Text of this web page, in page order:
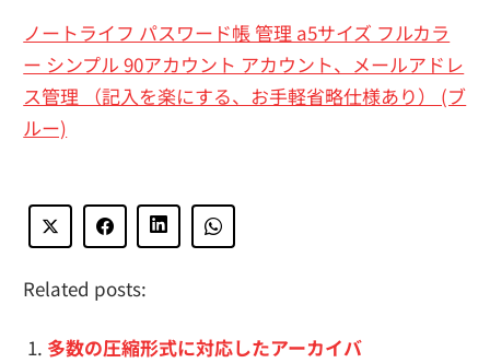
ノートライフ パスワード帳 管理 a5サイズ フルカラ
ー シンプル 90アカウント アカウント、メールアドレ
ス管理 （記入を楽にする、お手軽省略仕様あり） (ブ
ルー)
Related posts:
多数の圧縮形式に対応したアーカイバ